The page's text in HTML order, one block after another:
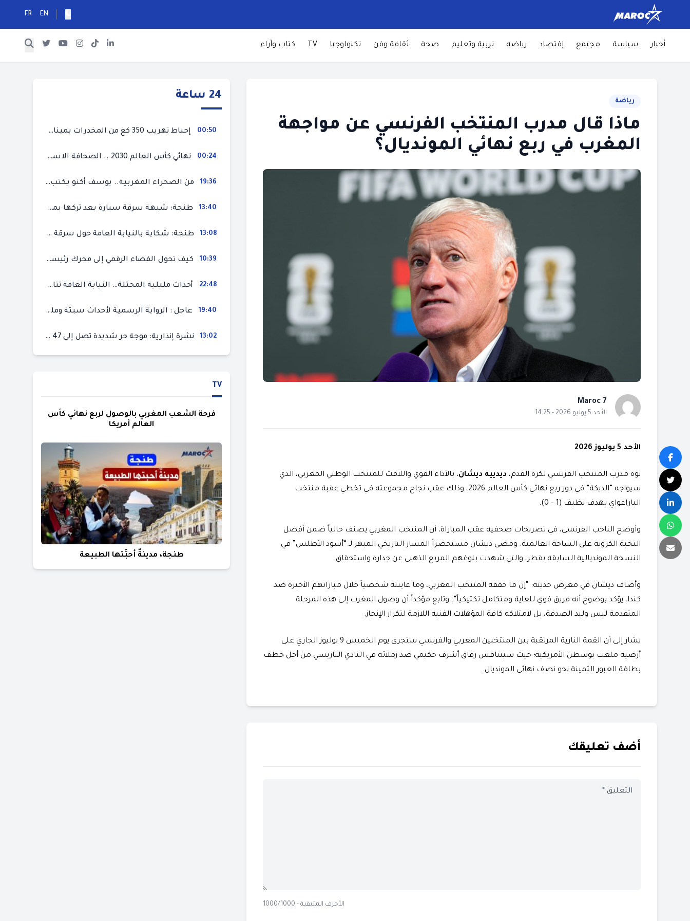
EN
FR
أخبار سياسة مجتمع إقتصاد رياضة تربية وتعليم صحة ثقافة وفن تكنولوجيا TV كتاب وآراء
رياضة
ماذا قال مدرب المنتخب الفرنسي عن مواجهة
المغرب في ربع نهائي المونديال؟
Maroc 7
الأحد 5 يوليو 2026 - 14:25
الأحد 5 يوليوز 2026
​نوه مدرب المنتخب الفرنسي لكرة القدم، ديدييه ديشان، بالأداء القوي واللافت للمنتخب الوطني المغربي، الذي
سيواجه “الديكة” في دور ربع نهائي كأس العالم 2026، وذلك عقب نجاح مجموعته في تخطي عقبة منتخب
الباراغواي بهدف نظيف (1 – 0).
​وأوضح الناخب الفرنسي، في تصريحات صحفية عقب المباراة، أن المنتخب المغربي يصنف حالياً ضمن أفضل
النخبة الكروية على الساحة العالمية. ومضى ديشان مستحضراً المسار التاريخي المبهر لـ “أسود الأطلس” في
النسخة المونديالية السابقة بقطر، والتي شهدت بلوغهم المربع الذهبي عن جدارة واستحقاق.
​وأضاف ديشان في معرض حديثه: “إن ما حققه المنتخب المغربي، وما عاينته شخصياً خلال مباراتهم الأخيرة ضد
كندا، يؤكد بوضوح أنه فريق قوي للغاية ومتكامل تكتيكياً”. وتابع مؤكداً أن وصول المغرب إلى هذه المرحلة
المتقدمة ليس وليد الصدفة، بل لامتلاكه كافة المؤهلات الفنية اللازمة لتكرار الإنجاز.
​يشار إلى أن القمة النارية المرتقبة بين المنتخبين المغربي والفرنسي ستجرى يوم الخميس 9 يوليوز الجاري على
أرضية ملعب بوسطن الأمريكية؛ حيث سيتنافس رفاق أشرف حكيمي ضد زملائه في النادي الباريسي من أجل خطف
بطاقة العبور الثمينة نحو نصف نهائي المونديال.
أضف تعليقك
الأحرف المتبقية - 1000/1000
24 ساعة
00:50 إحباط تهريب 350 كغ من المخدرات بميناء طنجة المتوسط
00:24 نهائي كأس العالم 2030 .. الصحافة الاسبانية قلقة من حسم الملف لصالح المغرب و”تتهم رئيس الفيفا”
19:36 من الصحراء المغربية.. يوسف أكنو يكتب عن أزمة سبتة المحتلة ويؤكد ان الهجرة السرية ليست حلا وبناء الوطن هو الخيار الأفضل
13:40 طنجة: شبهة سرقة سيارة بعد تركها بمحل ميكانيك للإصلاح
13:08 طنجة: شكاية بالنيابة العامة حول سرقة سيارة تركها صاحبها بمحل ميكانيك للإصلاح
10:39 كيف تحول الفضاء الرقمي إلى محرك رئيسي لأحداث الهجرة في سبتة؟
22:48 أحداث مليلية المحتلة… النيابة العامة تتابع 50 متورطا في محاولة اقتحام السياح الحدودي بتهم ثقيلة
19:40 عاجل : الرواية الرسمية لأحداث سبتة ومليلية المحتلتين (وزارة الداخلية)
13:02 نشرة إنذارية: موجة حر شديدة تصل إلى 47 درجة بمختلف مناطق المغرب
TV
فرحة الشعب المغربي بالوصول لربع نهائي كأس
العالم أمريكا
طنجة، مدينةٌ أحبَّتها الطبيعة